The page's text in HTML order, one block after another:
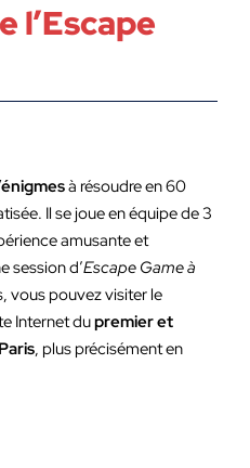
l’Escape
à résoudre en 60
Il se joue en équipe de 3
amusante et
session d’Escape Game à
vous pouvez visiter le
Internet dupremier et
, plus précisément en